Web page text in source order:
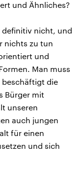
und Ähnliches?
definitiv nicht, und
nichts zu tun
und
Man muss
beschäftigt die
Bürger mit
unseren
auch jungen
für einen
und sich